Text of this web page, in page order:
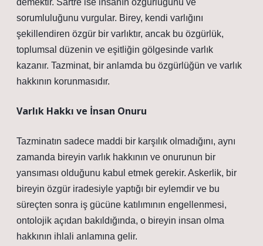
demektir. Sartre ise insanın özgürlüğünü ve
sorumluluğunu vurgular. Birey, kendi varlığını
şekillendiren özgür bir varlıktır, ancak bu özgürlük,
toplumsal düzenin ve eşitliğin gölgesinde varlık
kazanır. Tazminat, bir anlamda bu özgürlüğün ve varlık
hakkının korunmasıdır.
Varlık Hakkı ve İnsan Onuru
Tazminatın sadece maddi bir karşılık olmadığını, aynı
zamanda bireyin varlık hakkının ve onurunun bir
yansıması olduğunu kabul etmek gerekir. Askerlik, bir
bireyin özgür iradesiyle yaptığı bir eylemdir ve bu
süreçten sonra iş gücüne katılımının engellenmesi,
ontolojik açıdan bakıldığında, o bireyin insan olma
hakkının ihlali anlamına gelir.